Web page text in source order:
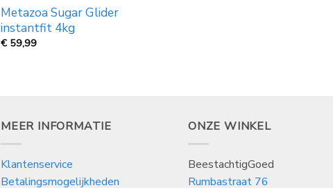
Metazoa Sugar Glider
instantfit 4kg
€ 59,99
MEER INFORMATIE
Klantenservice
Betalingsmogelijkheden
ONZE WINKEL
BeestachtigGoed
Rumbastraat 76